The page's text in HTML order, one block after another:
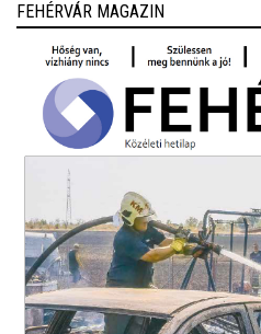
FEHÉRVÁR MAGAZIN